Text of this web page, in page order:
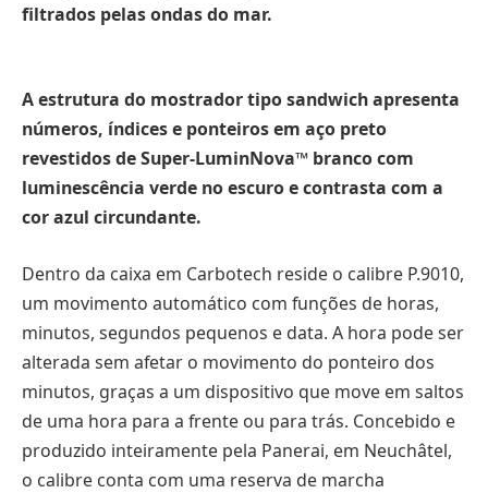
filtrados pelas ondas do mar.
A estrutura do mostrador tipo sandwich apresenta
números, índices e ponteiros em aço preto
revestidos de Super-LuminNova™ branco com
luminescência verde no escuro e contrasta com a
cor azul circundante.
Dentro da caixa em Carbotech reside o calibre P.9010,
um movimento automático com funções de horas,
minutos, segundos pequenos e data. A hora pode ser
alterada sem afetar o movimento do ponteiro dos
minutos, graças a um dispositivo que move em saltos
de uma hora para a frente ou para trás. Concebido e
produzido inteiramente pela Panerai, em Neuchâtel,
o calibre conta com uma reserva de marcha